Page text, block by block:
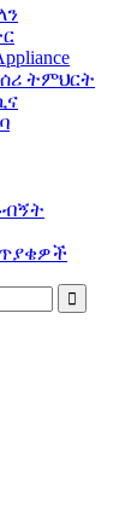
ሰሪ ትምህርት